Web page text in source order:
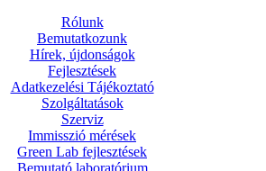
Rólunk
Bemutatkozunk
Hírek, újdonságok
Fejlesztések
Adatkezelési Tájékoztató
Szolgáltatások
Szerviz
Immisszió mérések
Green Lab fejlesztések
Bemutató laboratórium